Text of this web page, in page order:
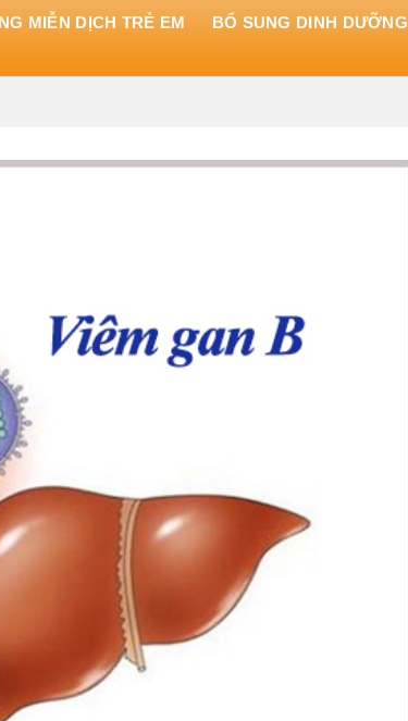
MIỄN DỊCH TRẺ EM BỔ SUNG DINH DƯỠNG